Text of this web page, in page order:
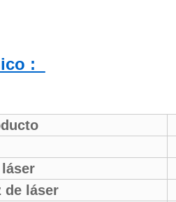
:
de láser